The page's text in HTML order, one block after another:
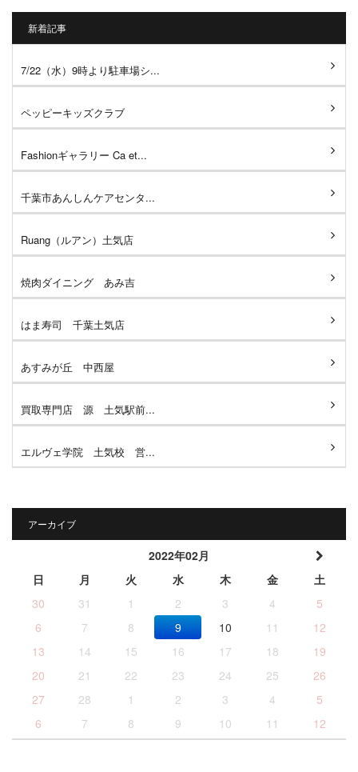
新着記事
7/22（水）9時より駐車場シ...
ペッピーキッズクラブ
Fashionギャラリー Ca et...
千葉市あんしんケアセンタ...
Ruang（ルアン）土気店
焼肉ダイニング あみ吉
はま寿司 千葉土気店
あすみが丘 中西屋
買取専門店 源 土気駅前...
エルヴェ学院 土気校 営...
アーカイブ
2022年02月
日
月 火 水 木 金
土
30
31 1 2 3 4
5
6
7 8 9 10 11
12
13
14 15 16 17 18
19
20
21 22 23 24 25
26
27
28 1 2 3 4
5
6
7 8 9 10 11 12